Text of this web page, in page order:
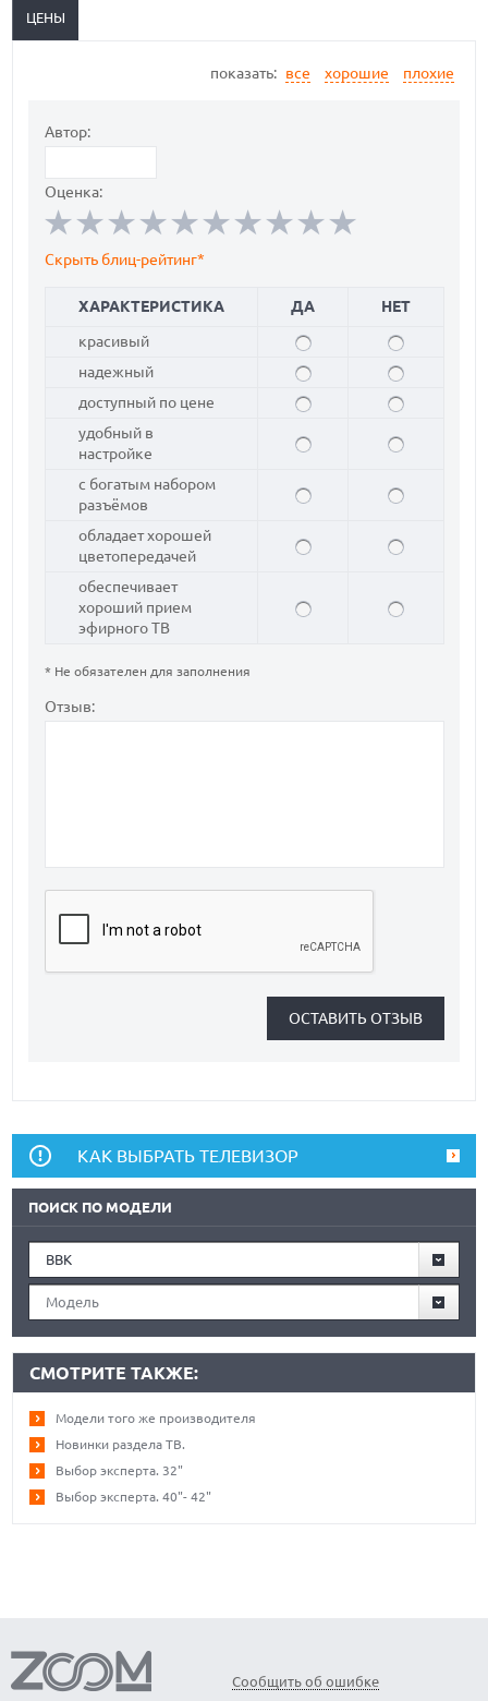
ЦЕНЫ
показать: все хорошие плохие
Автор:
Оценка:
Скрыть блиц-рейтинг*
ХАРАКТЕРИСТИКА ДА
НЕТ
красивый
надежный
доступный по цене
удобный в
настройке
с богатым набором
разъёмов
обладает хорошей
цветопередачей
обеспечивает
хороший прием
эфирного ТВ
* Не обязателен для заполнения
Отзыв:
КАК ВЫБРАТЬ ТЕЛЕВИЗОР
ПОИСК ПО МОДЕЛИ
BBK
Модель
СМОТРИТЕ ТАКЖЕ:
Модели того же производителя
Новинки раздела ТВ.
Выбор эксперта. 32"
Выбор эксперта. 40"- 42"
Сообщить об ошибке